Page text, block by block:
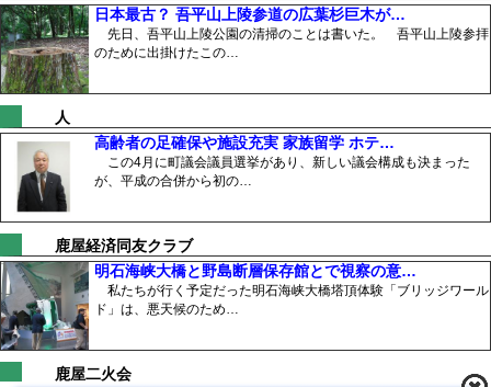
日本最古？ 吾平山上陵参道の広葉杉巨木が…
先日、吾平山上陵公園の清掃のことは書いた。 吾平山上陵参拝
のために出掛けたこの…
人
高齢者の足確保や施設充実 家族留学 ホテ…
この4月に町議会議員選挙があり、新しい議会構成も決まった
が、平成の合併から初の…
鹿屋経済同友クラブ
明石海峡大橋と野島断層保存館とで視察の意…
私たちが行く予定だった明石海峡大橋塔頂体験「ブリッジワール
ド」は、悪天候のため…
鹿屋二火会